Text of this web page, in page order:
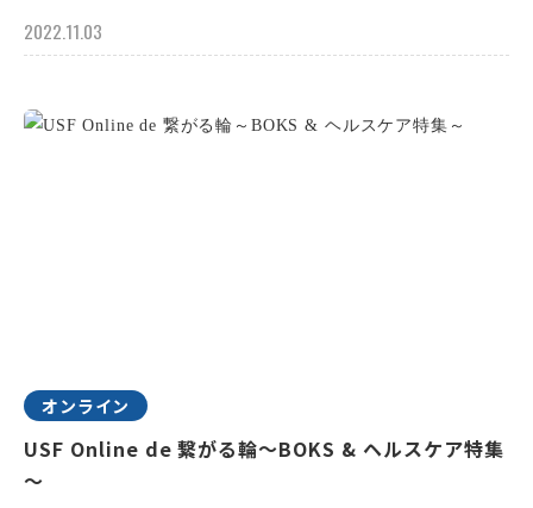
2022.11.03
オンライン
USF Online de 繋がる輪～BOKS & ヘルスケア特集
～